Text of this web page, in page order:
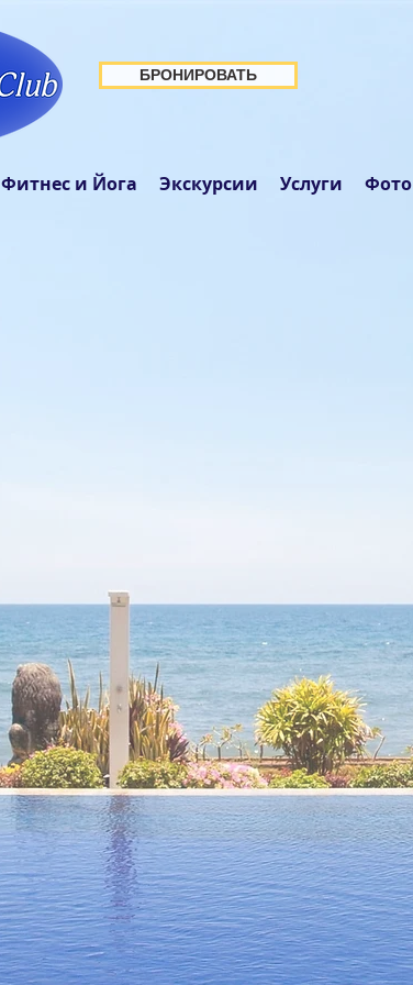
БРОНИРОВАТЬ
Фитнес и Йога Экскурсии Услуги Фото